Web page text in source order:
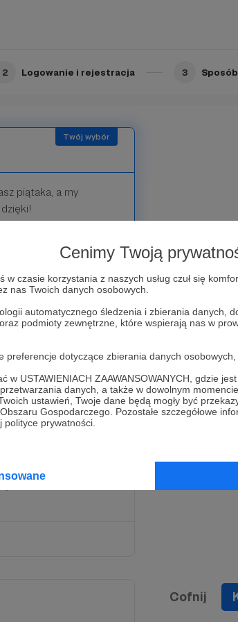
Cenimy Twoją
w czasie korzystania z naszych usług czuł się
nas Twoich danych osobowych.
automatycznego śledzenia i zbierania danych,
podmioty zewnętrzne, które wspierają nas w
dotyczące zbierania danych osobowych,
w USTAWIENIACH ZAAWANSOWANYCH, gdzie
danych, a także w dowolnym
ustawień, Twoje dane będą mogły być
Gospodarczego. Pozostałe szczegółowe
prywatności.
2 Logowanie i rejestracja 3
piątaka, a my
w naszej ekipie Ty
dowiesz się o
za kulisy naszej
materiałach na
Cofnij